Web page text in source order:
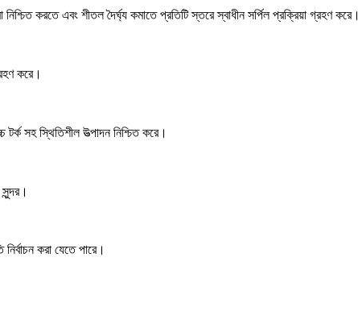
করতে এবং শীতল দৈর্ঘ্য কমাতে প্রতিটি স্তরে স্বাধীন সর্পিল প্রক্রিয়া গ্রহণ করে।
করে।
সহ স্থিতিশীল উত্পাদন নিশ্চিত করে।
করা যেতে পারে।